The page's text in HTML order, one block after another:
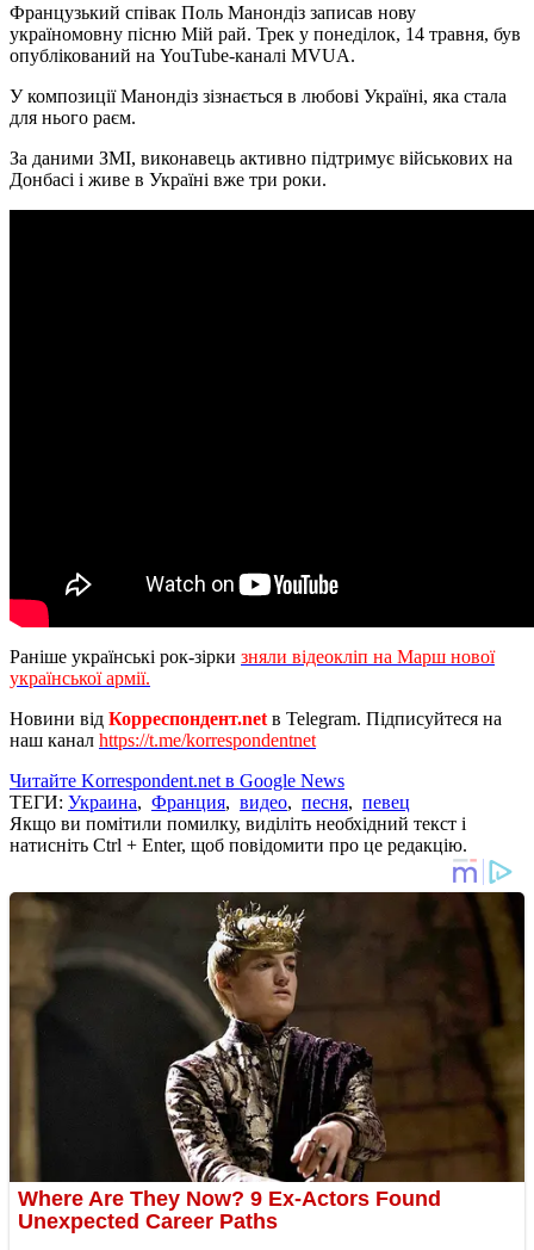
Французький співак Поль Манондіз записав нову
україномовну пісню Мій рай. Трек у понеділок, 14 травня, був
опублікований на YouTube-каналі MVUA.
У композиції Манондіз зізнається в любові Україні, яка стала
для нього раєм.
За даними ЗМІ, виконавець активно підтримує військових на
Донбасі і живе в Україні вже три роки.
Раніше українські рок-зірки зняли відеокліп на Марш нової
української армії.
Новини від Корреспондент.net в Telegram. Підписуйтеся на
наш канал https://t.me/korrespondentnet
Читайте Korrespondent.net в Google News
ТЕГИ: Украина, Франция, видео, песня, певец
Якщо ви помітили помилку, виділіть необхідний текст і
натисніть Ctrl + Enter, щоб повідомити про це редакцію.